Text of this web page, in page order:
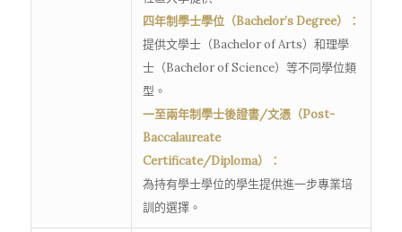
四年制學士學位（Bachelor’s Degree）：
提供文學士（Bachelor of Arts）和理學
士（Bachelor of Science）等不同學位類
型。
一至兩年制學士後證書/文憑（Post-
Baccalaureate
Certificate/Diploma）：
為持有學士學位的學生提供進一步專業培
訓的選擇。